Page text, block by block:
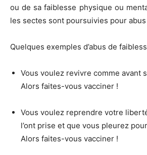
ou de sa faiblesse physique ou
les sectes sont poursuivies pour
Quelques exemples d’abus de
Vous voulez revivre comme avant
Alors faites-vous vacciner !
Vous voulez reprendre votre
l’ont prise et que vous pleurez
Alors faites-vous vacciner !